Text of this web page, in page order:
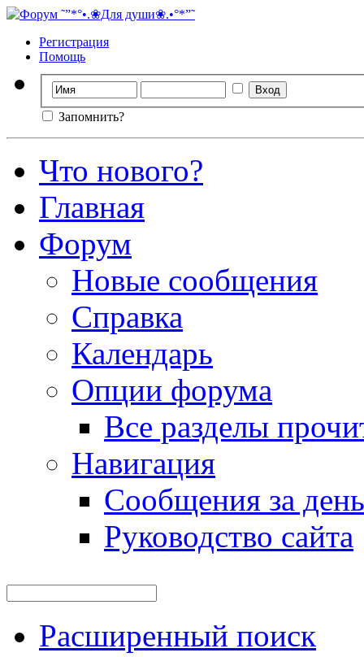
Регистрация
Помощь
Запомнить?
Что нового?
Главная
Форум
Новые сообщения
Справка
Календарь
Опции форума
Все разделы
Навигация
Сообщения за день
Руководство сайта
Расширенный поиск